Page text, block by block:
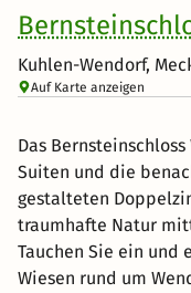
Kuhlen-Wendorf,
Auf Karte anzeigen
Das
Suiten und die
gestalteten
traumhafte Natur
Tauchen Sie ein und
Wiesen rund um